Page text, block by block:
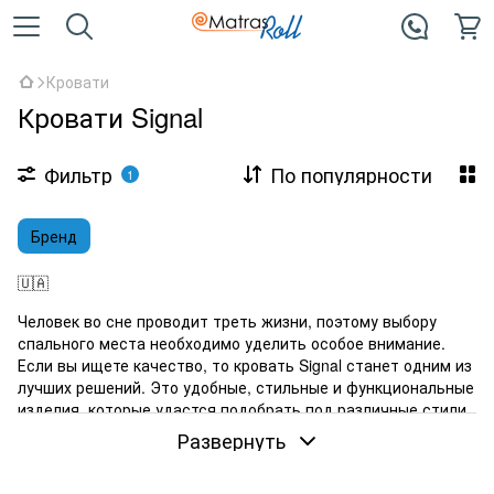
Кровати
Кровати Signal
Фильтр 1 По популярности
Бренд
🇺🇦
Человек во сне проводит треть жизни, поэтому выбору
спального места необходимо уделить особое внимание.
Если вы ищете качество, то кровать Signal станет одним из
лучших решений. Это удобные, стильные и функциональные
изделия, которые удастся подобрать под различные стили
интерьера, ведь бренд удивляет разнообразием своей
Развернуть